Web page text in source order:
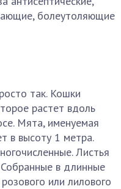
болеутоляющие
так. Кошки
растет вдоль
Мята, именуемая
в высоту 1 метра.
Листья
в длинные
или лилового